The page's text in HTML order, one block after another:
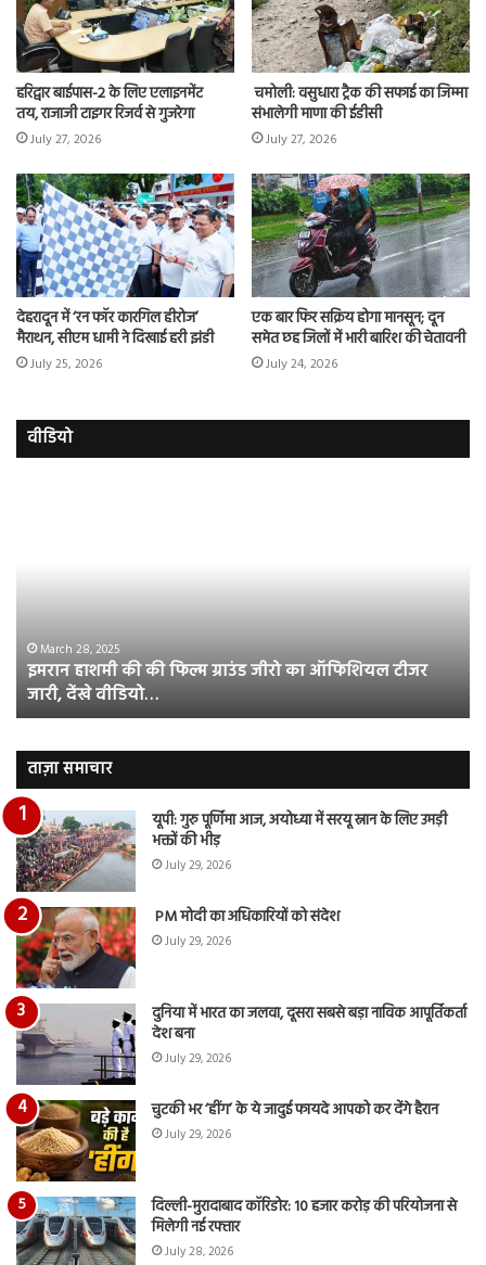
हरिद्वार बाईपास-2 के लिए एलाइनमेंट
तय, राजाजी टाइगर रिजर्व से गुजरेगा
July 27, 2026
चमोली: वसुधारा ट्रैक की सफाई का जिम्मा
संभालेगी माणा की ईडीसी
July 27, 2026
देहरादून में ‘रन फॉर कारगिल हीरोज’
मैराथन, सीएम धामी ने दिखाई हरी झंडी
July 25, 2026
एक बार फिर सक्रिय होगा मानसून; दून
समेत छह जिलों में भारी बारिश की चेतावनी
July 24, 2026
वीडियो
का
ऑफिशियल
टीजर
जारी,
वीडियो…
March 28, 2025
इमरान हाशमी की की फिल्म ग्राउंड जीरो का ऑफिशियल टीजर
जारी, देंखे वीडियो…
ताज़ा समाचार
यूपी: गुरु पूर्णिमा आज, अयोध्या में सरयू स्नान के लिए उमड़ी
भक्तों की भीड़
July 29, 2026
PM मोदी का अधिकारियों को संदेश
July 29, 2026
दुनिया में भारत का जलवा, दूसरा सबसे बड़ा नाविक आपूर्तिकर्ता
देश बना
July 29, 2026
चुटकी भर ‘हींग’ के ये जादुई फायदे आपको कर देंगे हैरान
July 29, 2026
दिल्ली-मुरादाबाद कॉरिडोर: 10 हजार करोड़ की परियोजना से
मिलेगी नई रफ्तार
July 28, 2026